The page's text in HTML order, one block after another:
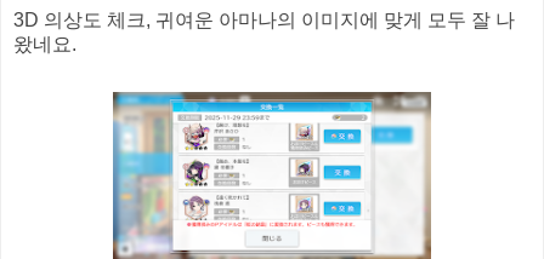
3D 의상도 체크, 귀여운 아마나의 이미지에 맞게 모두 잘 나
왔네요.